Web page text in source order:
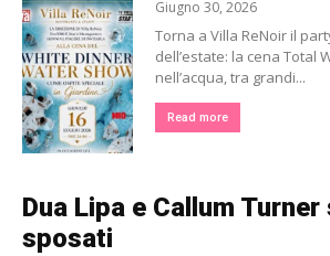
Giugno 30, 2026
Torna a Villa ReNoir il
dell’estate: la cena Total
nell’acqua, tra grandi...
Read more
Dua Lipa e Callum
sposati